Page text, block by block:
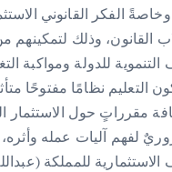
الفكر القانوني
القانون، وذلك لتمكينهم
للدولة ومواكبة
التعليم نظامًا مفتوحًا
مقرراتٍ حول الاستثمار
لفهم آليات عمله
للمملكة (عبدالله،